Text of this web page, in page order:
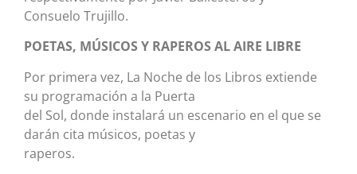
Consuelo Trujillo.
POETAS, MÚSICOS Y RAPEROS AL AIRE LIBRE
Por primera vez, La Noche de los Libros extiende
su programación a la Puerta
del Sol, donde instalará un escenario en el que se
darán cita músicos, poetas y
raperos.